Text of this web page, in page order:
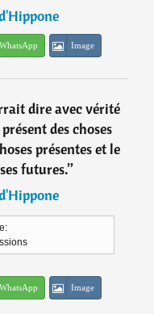
WhatsApp Image
dire avec vérité
des choses
présentes et le
futures.”
WhatsApp Image